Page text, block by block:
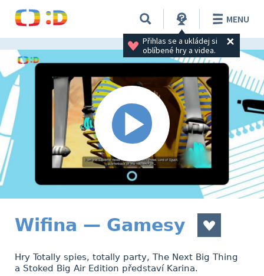
Přihlas se a ukládej si
oblíbené hry a videa.
MENU
Wifina — Gamesy
Hry Totally spies, totally party, The Next Big Thing
a Stoked Big Air Edition představí Karina.